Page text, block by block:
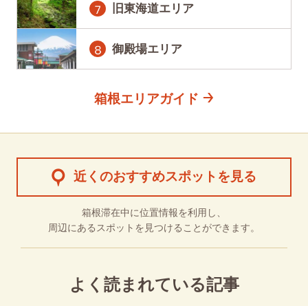
旧東海道エリア
御殿場エリア
箱根エリアガイド
近くのおすすめスポットを見る
箱根滞在中に位置情報を利用し、
周辺にあるスポットを見つけることができます。
よく読まれている記事